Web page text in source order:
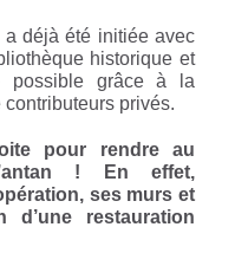
a déjà été initiée avec
historique et
possible grâce à la
privés.
pour rendre au
! En effet,
ses murs et
d’une restauration